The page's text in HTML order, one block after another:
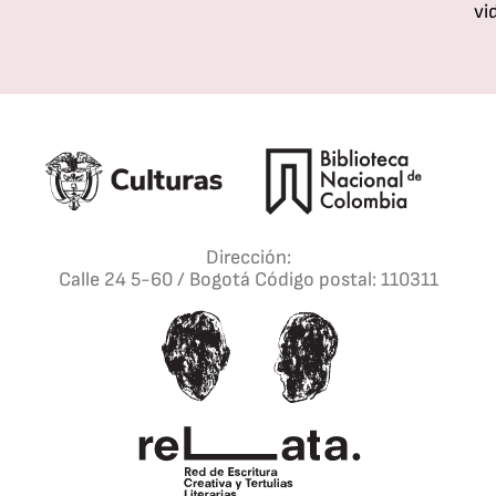
Dirección:
Calle 24 5-60 / Bogotá Código postal: 110311